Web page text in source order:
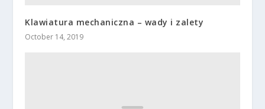
Klawiatura mechaniczna – wady i zalety
October 14, 2019